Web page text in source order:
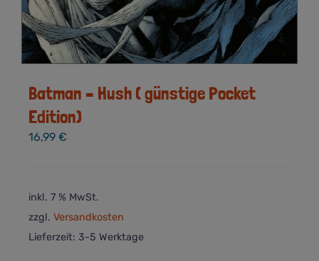
Batman – Hush ( günstige Pocket
Edition)
16,99 €
inkl. 7 % MwSt.
zzgl. Versandkosten
Lieferzeit: 3-5 Werktage